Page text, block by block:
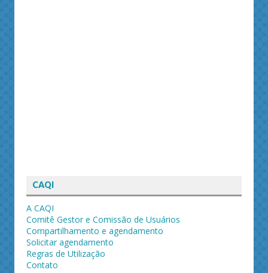
CAQI
A CAQI
Comitê Gestor e Comissão de Usuários
Compartilhamento e agendamento
Solicitar agendamento
Regras de Utilização
Contato